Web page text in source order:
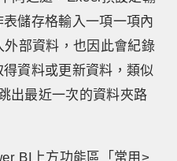
儲存格輸入一項一項內
部資料，也因此會紀錄
資料或更新資料，類似
出最近一次的資料夾路
BI上方功能區「常用>